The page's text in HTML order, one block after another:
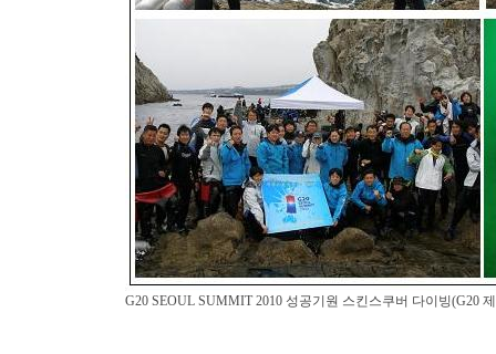
G20 SEOUL SUMMIT 2010 성공기원 스킨스쿠버 다이빙(G20